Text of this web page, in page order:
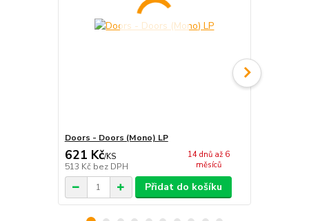
Doors - Doors (Mono) LP
621 Kč/KS
513 Kč bez DPH
14 dnů až 6
měsíců
Přidat do košíku